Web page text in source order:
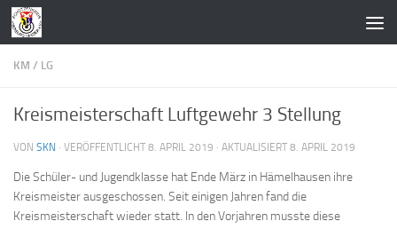
Zum Inhalt springen
KM / LG
Kreismeisterschaft Luftgewehr 3 Stellung
VON SKN · VERÖFFENTLICHT 8. APRIL 2019 · AKTUALISIERT 8. APRIL 2019
Die Schüler- und Jugendklasse hat Ende März in Hämelhausen ihre
Kreismeister ausgeschossen. Seit einigen Jahren fand die
Kreismeisterschaft wieder statt. In den Vorjahren musste diese